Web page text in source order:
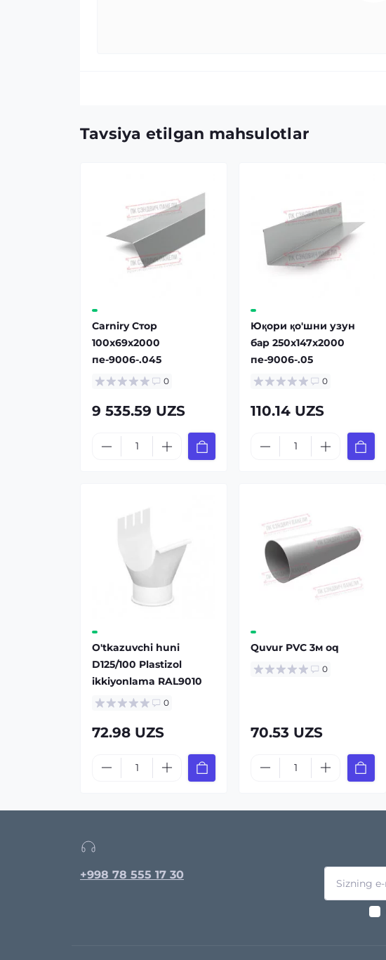
Tavsiya etilgan mahsulotlar
Carniry Стор
100x69x2000
пе-9006-.045
0
9 535.59 UZS
Юқори қо'шни узун
бар 250x147x2000
пе-9006-.05
0
110.14 UZS
O'tkazuvchi huni
D125/100 Plastizol
ikkiyonlama RAL9010
0
72.98 UZS
Quvur PVC 3м oq
0
70.53 UZS
+998 78 555 17 30